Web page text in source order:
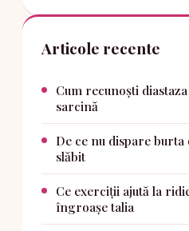
Articole recente
Cum recunoști
sarcină
De ce nu dispare burta
slăbit
Ce exerciții ajută la
îngroașe talia